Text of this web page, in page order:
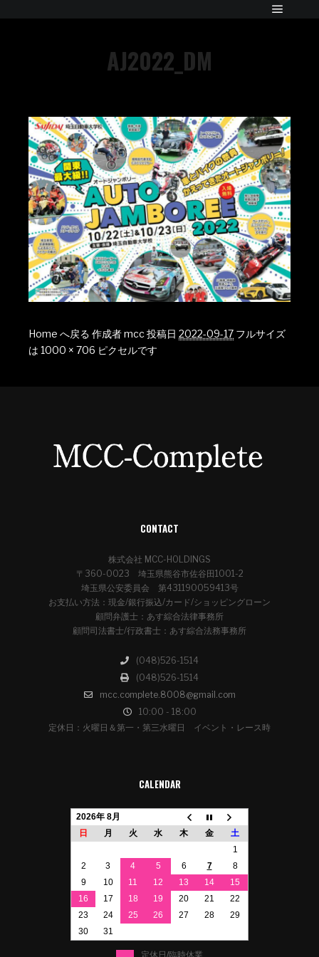
AJ2022_DM
Home へ戻る 作成者mcc投稿日 2022-09-17 フルサイズ
は 1000 × 706 ピクセルです
CONTACT
株式会社 MCC-HOLDINGS
〒360-0023 埼玉県熊谷市佐谷田1001-2
埼玉県公安委員会 第431190059413号
お支払い方法：現金/銀行振込/カード/ショッピングローン
顧問弁護士：あす綜合法律事務所
顧問司法書士/行政書士：あす綜合法務事務所
(048)526-1514
(048)526-1514
mcc.complete.8008@gmail.com
10:00 - 18:00
定休日：火曜日＆第一・第三水曜日 イベント・レース時
CALENDAR
2026年 8月
日
月 火 水 木 金
土
1
2
3 4 5 6 7
8
9
10 11 12 13 14
15
16
17 18 19 20 21
22
23
24 25 26 27 28
29
30
31
定休日/臨時休業